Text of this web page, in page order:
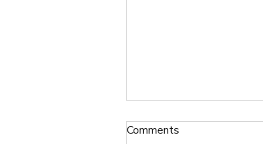
Comments